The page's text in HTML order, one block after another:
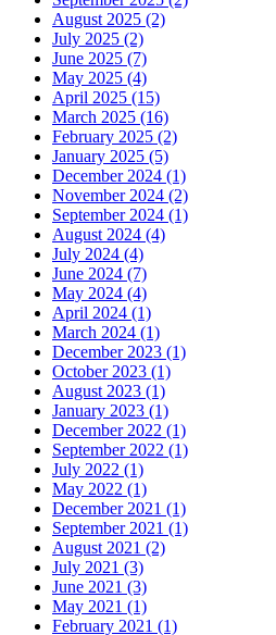
August 2025 (2)
July 2025 (2)
June 2025 (7)
May 2025 (4)
April 2025 (15)
March 2025 (16)
February 2025 (2)
January 2025 (5)
December 2024 (1)
November 2024 (2)
September 2024 (1)
August 2024 (4)
July 2024 (4)
June 2024 (7)
May 2024 (4)
April 2024 (1)
March 2024 (1)
December 2023 (1)
October 2023 (1)
August 2023 (1)
January 2023 (1)
December 2022 (1)
September 2022 (1)
July 2022 (1)
May 2022 (1)
December 2021 (1)
September 2021 (1)
August 2021 (2)
July 2021 (3)
June 2021 (3)
May 2021 (1)
February 2021 (1)